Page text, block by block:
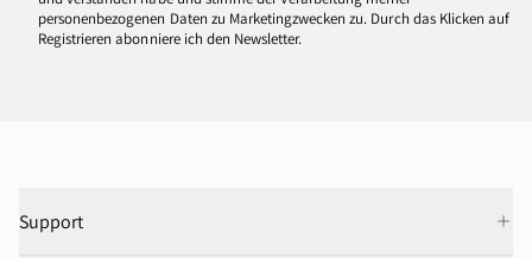
personenbezogenen Daten zu Marketingzwecken zu. Durch das Klicken auf
Registrieren abonniere ich den Newsletter.
Support